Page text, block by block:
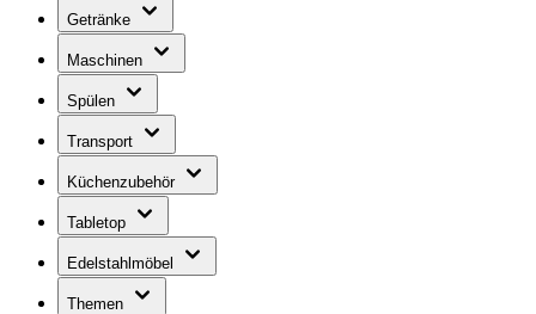
Getränke
Maschinen
Spülen
Transport
Küchenzubehör
Tabletop
Edelstahlmöbel
Themen